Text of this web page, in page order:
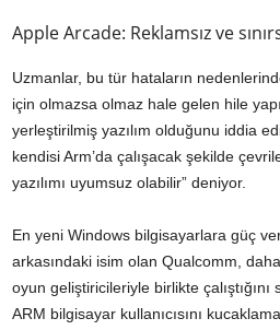
Apple Arcade: Reklamsız ve
Uzmanlar, bu tür hataların
için olmazsa olmaz hale gelen hile
yerleştirilmiş yazılım olduğunu iddia
kendisi Arm’da çalışacak şekilde
yazılımı uyumsuz olabilir” deniyor.
En yeni Windows bilgisayarlara güç
arkasındaki isim olan Qualcomm,
oyun geliştiricileriyle birlikte
ARM bilgisayar kullanıcısını